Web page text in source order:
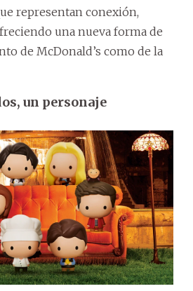
representan conexión,
una nueva forma de
de McDonald’s como de la
un personaje